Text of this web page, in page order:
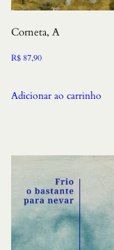
Corneta, A
R$ 87,90
Adicionar ao carrinho